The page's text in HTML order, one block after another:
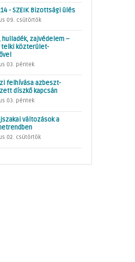
- SZEIK Bizottsági ülés
09. csütörtök
hulladék, zajvédelem –
telki közterület-
03. péntek
felhívása azbeszt-
díszkő kapcsán
03. péntek
változások a
02. csütörtök